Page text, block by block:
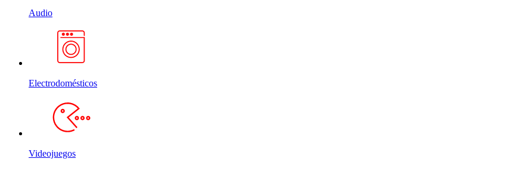
Audio
Electrodomésticos
Videojuegos